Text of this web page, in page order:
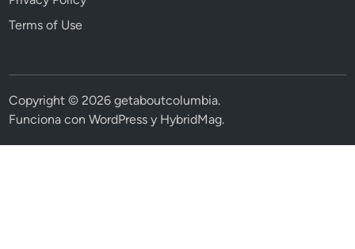
Terms of Use
Copyright © 2026getaboutcolumbia.
Funciona conWordPress y HybridMag.